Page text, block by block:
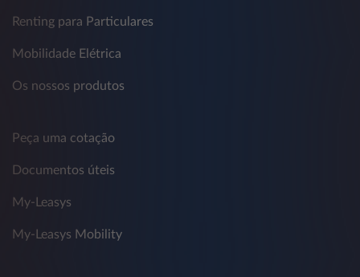
Renting para Particulares
Mobilidade Elétrica
Os nossos produtos
Peça uma cotação
Documentos úteis
My-Leasys
My-Leasys Mobility